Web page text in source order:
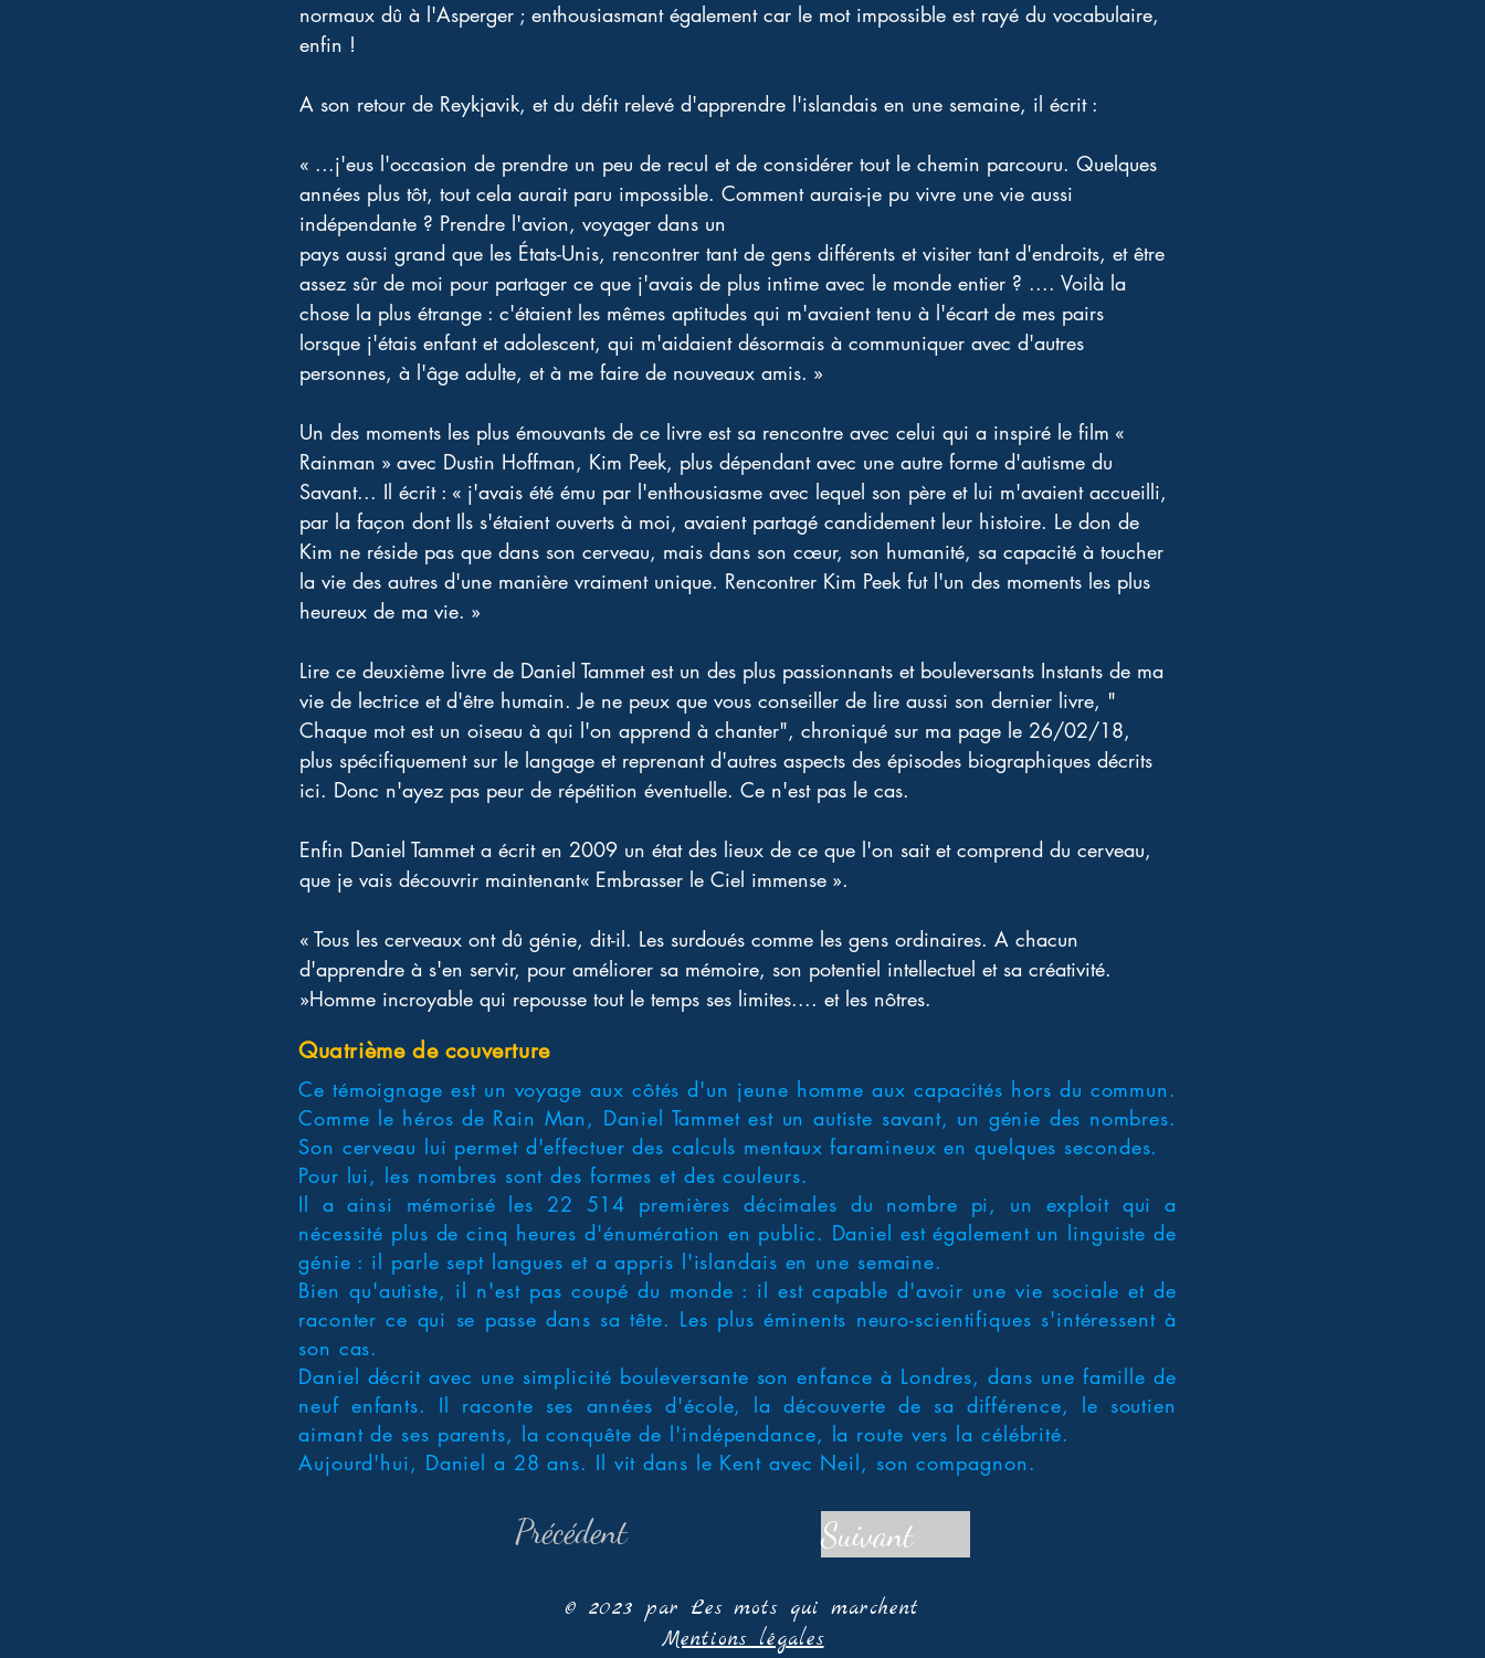
normaux dû à l'Asperger ; enthousiasmant également car le mot impossible est rayé du vocabulaire,
enfin !
A son retour de Reykjavik, et du défit relevé d'apprendre l'islandais en une semaine, il écrit :
« ...j'eus l'occasion de prendre un peu de recul et de considérer tout le chemin parcouru. Quelques
années plus tôt, tout cela aurait paru impossible. Comment aurais-je pu vivre une vie aussi
indépendante ? Prendre l'avion, voyager dans un
pays aussi grand que les États-Unis, rencontrer tant de gens différents et visiter tant d'endroits, et être
assez sûr de moi pour partager ce que j'avais de plus intime avec le monde entier ? .... Voilà la
chose la plus étrange : c'étaient les mêmes aptitudes qui m'avaient tenu à l'écart de mes pairs
lorsque j'étais enfant et adolescent, qui m'aidaient désormais à communiquer avec d'autres
personnes, à l'âge adulte, et à me faire de nouveaux amis. »
Un des moments les plus émouvants de ce livre est sa rencontre avec celui qui a inspiré le film «
Rainman » avec Dustin Hoffman, Kim Peek, plus dépendant avec une autre forme d'autisme du
Savant... Il écrit : « j'avais été ému par l'enthousiasme avec lequel son père et lui m'avaient accueilli,
par la façon dont Ils s'étaient ouverts à moi, avaient partagé candidement leur histoire. Le don de
Kim ne réside pas que dans son cerveau, mais dans son cœur, son humanité, sa capacité à toucher
la vie des autres d'une manière vraiment unique. Rencontrer Kim Peek fut l'un des moments les plus
heureux de ma vie. »
Lire ce deuxième livre de Daniel Tammet est un des plus passionnants et bouleversants Instants de ma
vie de lectrice et d'être humain. Je ne peux que vous conseiller de lire aussi son dernier livre, "
Chaque mot est un oiseau à qui l'on apprend à chanter", chroniqué sur ma page le 26/02/18,
plus spécifiquement sur le langage et reprenant d'autres aspects des épisodes biographiques décrits
ici. Donc n'ayez pas peur de répétition éventuelle. Ce n'est pas le cas.
Enfin Daniel Tammet a écrit en 2009 un état des lieux de ce que l'on sait et comprend du cerveau,
que je vais découvrir maintenant« Embrasser le Ciel immense ».
« Tous les cerveaux ont dû génie, dit-il. Les surdoués comme les gens ordinaires. A chacun
d'apprendre à s'en servir, pour améliorer sa mémoire, son potentiel intellectuel et sa créativité.
»Homme incroyable qui repousse tout le temps ses limites.... et les nôtres.
Quatrième de couverture
Ce témoignage est un voyage aux côtés d'un jeune homme aux capacités hors du commun.
Comme le héros de Rain Man, Daniel Tammet est un autiste savant, un génie des nombres.
Son cerveau lui permet d'effectuer des calculs mentaux faramineux en quelques secondes.
Pour lui, les nombres sont des formes et des couleurs.
Il a ainsi mémorisé les 22 514 premières décimales du nombre pi, un exploit qui a
nécessité plus de cinq heures d'énumération en public. Daniel est également un linguiste de
génie : il parle sept langues et a appris l'islandais en une semaine.
Bien qu'autiste, il n'est pas coupé du monde : il est capable d'avoir une vie sociale et de
raconter ce qui se passe dans sa tête. Les plus éminents neuro-scientifiques s'intéressent à
son cas.
Daniel décrit avec une simplicité bouleversante son enfance à Londres, dans une famille de
neuf enfants. Il raconte ses années d'école, la découverte de sa différence, le soutien
aimant de ses parents, la conquête de l'indépendance, la route vers la célébrité.
Aujourd'hui, Daniel a 28 ans. Il vit dans le Kent avec Neil, son compagnon.
Précédent Suivant
© 2023 par Les mots qui marchent
Mentions légales